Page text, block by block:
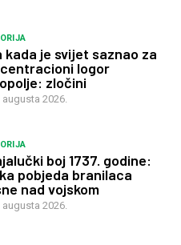
kada je svijet saznao za
logor
zločini
augusta 2026.
boj 1737. godine:
pobjeda branilaca
nad vojskom
augusta 2026.